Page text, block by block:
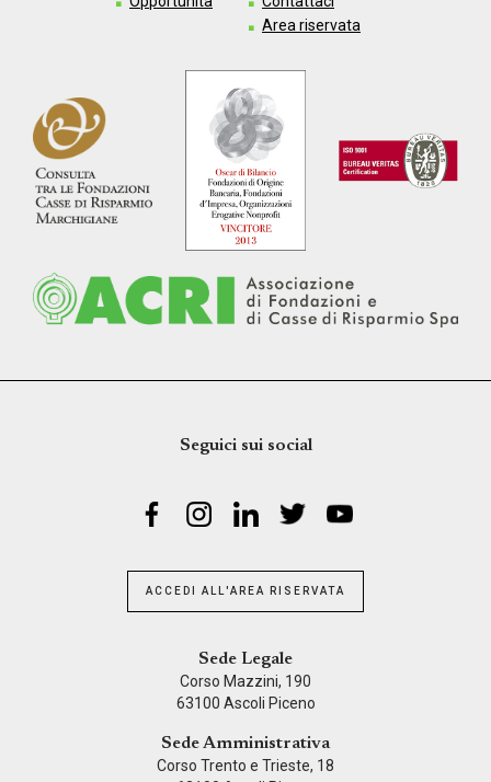
Area riservata
Seguici sui social
ACCEDI ALL'AREA RISERVATA
Sede Legale
Corso Mazzini, 190
63100 Ascoli Piceno
Sede Amministrativa
Corso Trento e Trieste, 18